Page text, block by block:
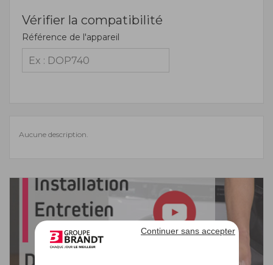
Continuer sans accepter
Vérifier la compatibilité
Référence de l'appareil
Aucune description.